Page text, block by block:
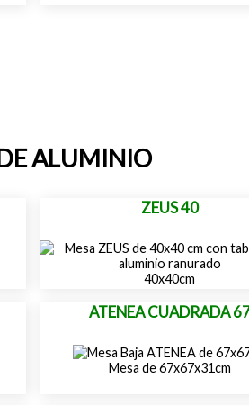
ALUMINIO
ZEUS 40
40x40cm
ATENEA CUADRADA
Mesa de 67x67x31cm